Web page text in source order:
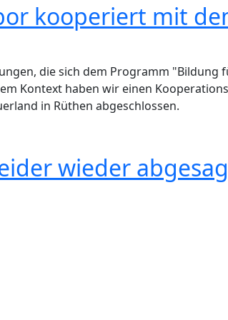
kooperiert mit
die sich dem Programm "Bildung
Kontext haben wir einen
in Rüthen abgeschlossen.
wieder